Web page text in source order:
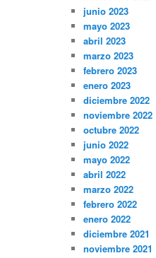
junio 2023
mayo 2023
abril 2023
marzo 2023
febrero 2023
enero 2023
diciembre 2022
noviembre 2022
octubre 2022
junio 2022
mayo 2022
abril 2022
marzo 2022
febrero 2022
enero 2022
diciembre 2021
noviembre 2021